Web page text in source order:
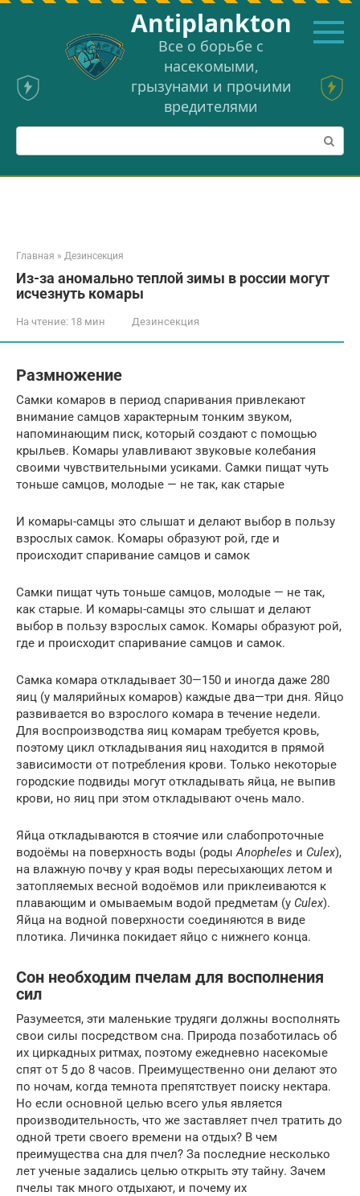
Перейти
Аntiplankton
Все о борьбе с
насекомыми,
грызунами и прочими
вредителями
Поиск:
Главная » Дезинсекция
Из-за аномально теплой зимы в россии могут
исчезнуть комары
На чтение: 18 мин Дезинсекция
Размножение
Самки комаров в период спаривания привлекают
внимание самцов характерным тонким звуком,
напоминающим писк, который создают с помощью
крыльев. Комары улавливают звуковые колебания
своими чувствительными усиками. Самки пищат чуть
тоньше самцов, молодые — не так, как старые
И комары-самцы это слышат и делают выбор в пользу
взрослых самок. Комары образуют рой, где и
происходит спаривание самцов и самок
Самки пищат чуть тоньше самцов, молодые — не так,
как старые. И комары-самцы это слышат и делают
выбор в пользу взрослых самок. Комары образуют рой,
где и происходит спаривание самцов и самок.
Самка комара откладывает 30—150 и иногда даже 280
яиц (у малярийных комаров) каждые два—три дня. Яйцо
развивается во взрослого комара в течение недели.
Для воспроизводства яиц комарам требуется кровь,
поэтому цикл откладывания яиц находится в прямой
зависимости от потребления крови. Только некоторые
городские подвиды могут откладывать яйца, не выпив
крови, но яиц при этом откладывают очень мало.
Яйца откладываются в стоячие или слабопроточные
водоёмы на поверхность воды (родыAnopheles и Culex),
на влажную почву у края воды пересыхающих летом и
затопляемых весной водоёмов или приклеиваются к
плавающим и омываемым водой предметам (у Culex).
Яйца на водной поверхности соединяются в виде
плотика. Личинка покидает яйцо с нижнего конца.
Сон необходим пчелам для восполнения
сил
Разумеется, эти маленькие трудяги должны восполнять
свои силы посредством сна. Природа позаботилась об
их циркадных ритмах, поэтому ежедневно насекомые
спят от 5 до 8 часов. Преимущественно они делают это
по ночам, когда темнота препятствует поиску нектара.
Но если основной целью всего улья является
производительность, что же заставляет пчел тратить до
одной трети своего времени на отдых? В чем
преимущества сна для пчел? За последние несколько
лет ученые задались целью открыть эту тайну. Зачем
пчелы так много отдыхают, и почему их